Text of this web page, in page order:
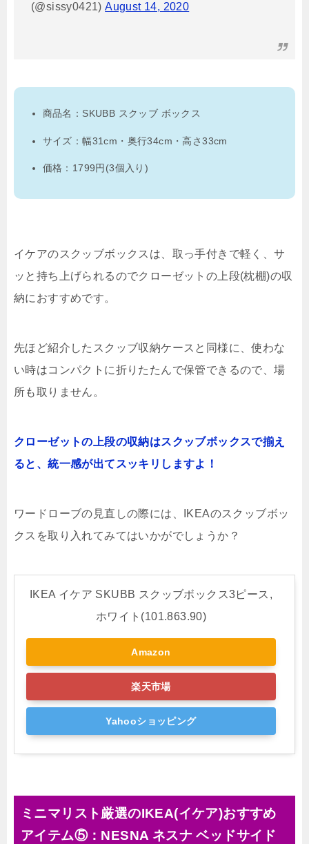
(@sissy0421)August 14, 2020
商品名：SKUBB スクッブ ボックス
サイズ：幅31cm・奥行34cm・高さ33cm
価格：1799円(3個入り)
イケアのスクッブボックスは、取っ手付きで軽く、サ
ッと持ち上げられるのでクローゼットの上段(枕棚)の収
納におすすめです。
先ほど紹介したスクッブ収納ケースと同様に、使わな
い時はコンパクトに折りたたんで保管できるので、場
所も取りません。
クローゼットの上段の収納はスクッブボックスで揃え
ると、統一感が出てスッキリしますよ！
ワードローブの見直しの際には、IKEAのスクッブボッ
クスを取り入れてみてはいかがでしょうか？
IKEA イケア SKUBB スクッブボックス3ピース,
ホワイト(101.863.90)
Amazon
楽天市場
Yahooショッピング
ミニマリスト厳選のIKEA(イケア)おすすめ
アイテム⑤：NESNA ネスナ ベッドサイド